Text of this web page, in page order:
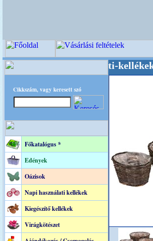
Cikkszám, vagy keresett szó
Főkatalógus *
Edények
Oázisok
Napi használati kellékek
Kiegészítő kellékek
Virágkötészet
, Kegyeleti-kellékek és